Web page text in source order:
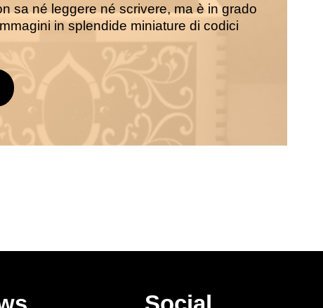
sa né leggere né scrivere, ma è in grado
in splendide miniature di codici